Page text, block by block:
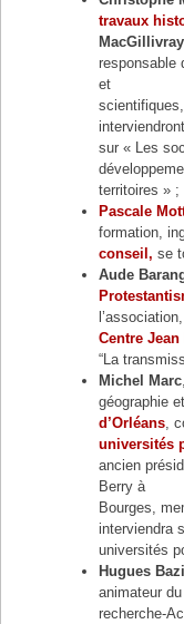
travaux
MacGillivray
responsable
et
interviendront
sur « Les
territoires » ;
Pascale
formation,
conseil, se
Aude
Centre
“La
Michel Marc
géographie
d’Orléans ,
universités
ancien
Berry à
Bourges,
interviendra
universités
Hugues
animateur
recherche-